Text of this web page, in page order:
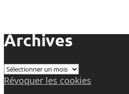
Archives
Archives
Révoquer les cookies